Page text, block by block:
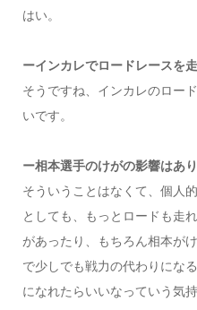
はい。
ーインカレでロードレースを
そうですね、インカレのロー
いです。
ー相本選手のけがの影響はあ
そういうことはなくて、個人
としても、もっとロードも走
があったり、もちろん相本が
で少しでも戦力の代わりにな
になれたらいいなっていう気